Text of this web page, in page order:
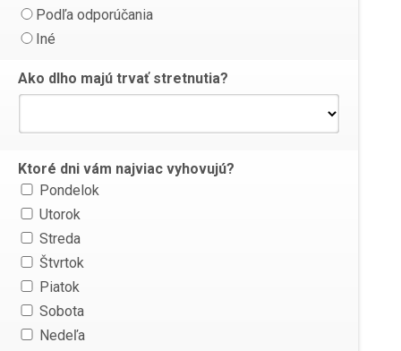
Podľa odporúčania
Iné
Ako dlho majú trvať stretnutia?
Ktoré dni vám najviac vyhovujú?
Pondelok
Utorok
Streda
Štvrtok
Piatok
Sobota
Nedeľa